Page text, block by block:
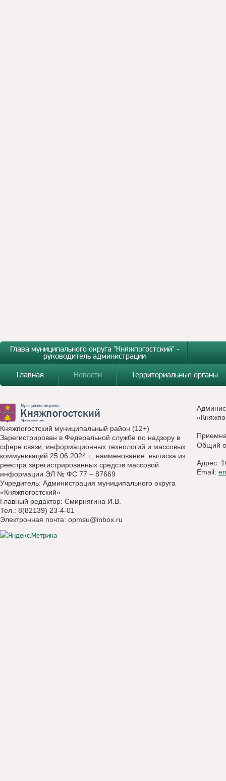
Глава муниципального округа "Княжпогостский" -
руководитель администрации
Главная
Новости Территориальные органы
Княжпогостский муниципальный район (12+)
Зарегистрирован в Федеральной службе по надзору в
сфере связи, информационных технологий и массовых
коммуникаций 25.06.2024 г., наименование: выписка из
реестра зарегистрированных средств массовой
информации ЭЛ № ФС 77 – 87669
Учредитель: Администрация муниципального округа
«Княжпогостский»
Главный редактор: Смирнягина И.В.
Тел.: 8(82139) 23-4-01
Электронная почта: opmsu@inbox.ru
Общий
Адрес:
Email: